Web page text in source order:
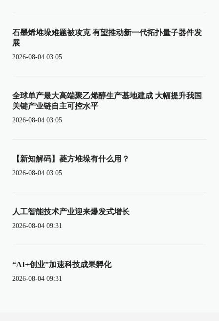
石墨烯堆垛难题被攻克 有望推动新一代拓扑量子器件发
展
2026-08-04 03:05
全球单产最大高端聚乙烯醇生产基地建成 大幅提升我国
关键产业链自主可控水平
2026-08-04 03:05
【新知解码】菱方堆垛有什么用？
2026-08-04 03:05
人工智能技术产业迎来爆发式增长
2026-08-04 09:31
“AI+创业”加速科技成果孵化
2026-08-04 09:31